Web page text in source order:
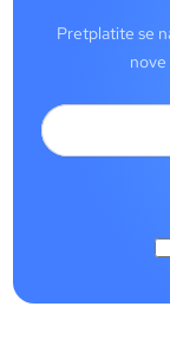
Pretplatite se